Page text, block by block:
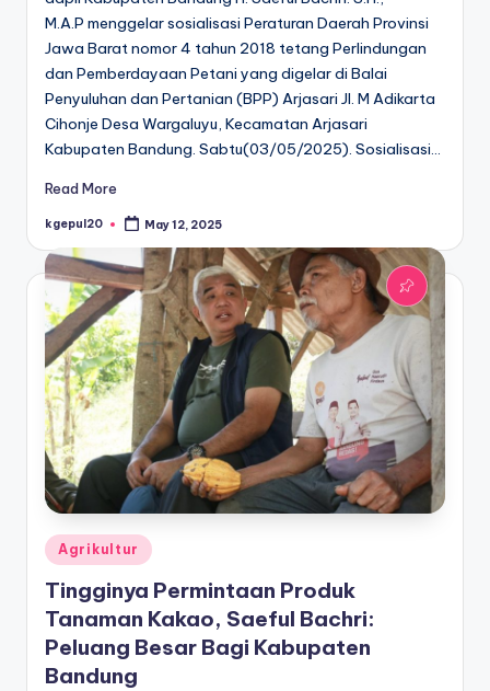
M.A.P menggelar sosialisasi Peraturan Daerah Provinsi
Jawa Barat nomor 4 tahun 2018 tetang Perlindungan
dan Pemberdayaan Petani yang digelar di Balai
Penyuluhan dan Pertanian (BPP) Arjasari Jl. M Adikarta
Cihonje Desa Wargaluyu, Kecamatan Arjasari
Kabupaten Bandung. Sabtu(03/05/2025). Sosialisasi…
Read More
Posted
kgepul20 May 12, 2025
Posted
in
Agrikultur
Tingginya Permintaan Produk
Tanaman Kakao, Saeful Bachri:
Peluang Besar Bagi Kabupaten
Bandung